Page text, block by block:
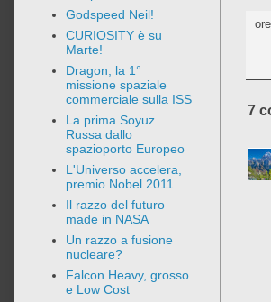
ore
7
Godspeed Neil!
CURIOSITY è su
Marte!
Dragon, la 1°
missione spaziale
commerciale sulla ISS
La prima Soyuz
Russa dallo
spazioporto Europeo
L'Universo accelera,
premio Nobel 2011
Il razzo del futuro
made in NASA
Un razzo a fusione
nucleare?
Falcon Heavy, grosso
e Low Cost